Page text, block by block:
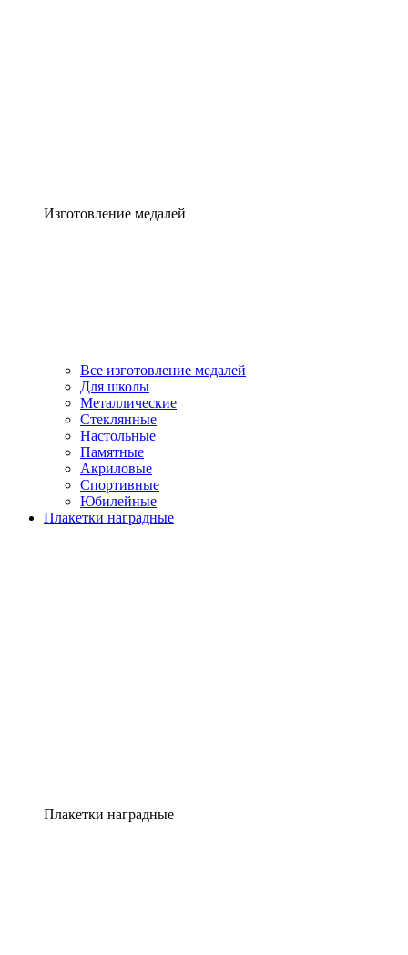
Изготовление медалей
Все изготовление медалей
Для школы
Металлические
Стеклянные
Настольные
Памятные
Акриловые
Спортивные
Юбилейные
Плакетки наградные
Плакетки наградные